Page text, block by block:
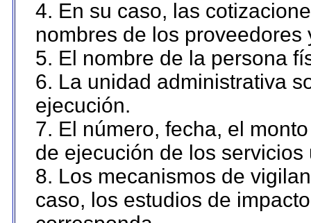
4. En su caso, las
nombres de los proveedores
5. El nombre de la persona
6. La unidad administrativa
ejecución.
7. El número, fecha, el
de ejecución de los servicios
8. Los mecanismos de
caso, los estudios de